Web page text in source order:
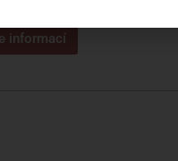
informací